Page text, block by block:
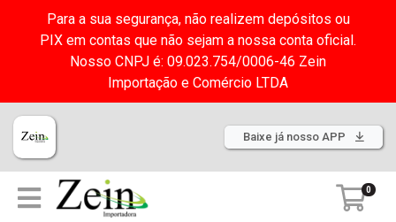
Para a sua segurança, não realizem depósitos ou
PIX em contas que não sejam a nossa conta oficial.
Nosso CNPJ é: 09.023.754/0006-46 Zein
Importação e Comércio LTDA
Baixe já nosso APP
0